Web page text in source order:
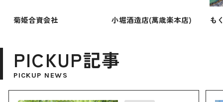
菊姫合資会社 小堀酒造店(萬歳楽本店) も
PICKUP記事
PICKUP NEWS